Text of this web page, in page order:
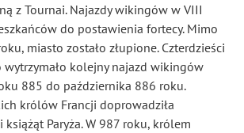
z Tournai. Najazdy wikingów w VIII
do postawienia fortecy. Mimo
miasto zostało złupione. Czterdzieści
kolejny najazd wikingów
885 do października 886 roku.
królów Francji doprowadziła
Paryża. W 987 roku, królem